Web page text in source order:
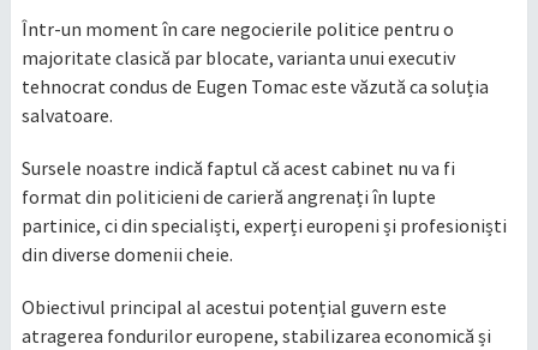
​Într-un moment în care negocierile politice pentru o
majoritate clasică par blocate, varianta unui executiv
tehnocrat condus de Eugen Tomac este văzută ca soluția
salvatoare.
Sursele noastre indică faptul că acest cabinet nu va fi
format din politicieni de carieră angrenați în lupte
partinice, ci din specialiști, experți europeni și profesioniști
din diverse domenii cheie.
​Obiectivul principal al acestui potențial guvern este
atragerea fondurilor europene, stabilizarea economică și